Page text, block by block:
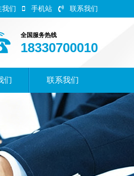
我们 手机站 联系我们
全国服务热线
18330700010
们 联系我们